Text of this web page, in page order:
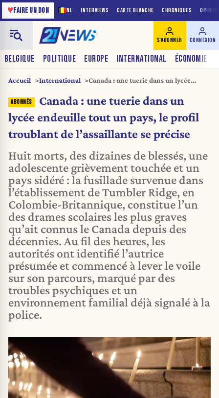
NL INTERVIEWS CARTE BLANCHE CHRONIQUES
♥FAIRE UN DON
BELGIQUE POLITIQUE EUROPE INTERNATIONAL ÉCONOMIE
S'ABONNER CONNEXION
Accueil International
Canada : une tuerie dans un lycée
troublant de l’assaillante se précise
Canada : une tuerie dans un
lycée endeuille tout un pays, le profil
troublant de l’assaillante se précise
Huit morts, des dizaines de blessés, une
adolescente grièvement touchée et un
pays sidéré : la fusillade survenue dans
l’établissement de Tumbler Ridge, en
Colombie-Britannique, constitue l’un
des drames scolaires les plus graves
qu’ait connus le Canada depuis des
décennies. Au fil des heures, les
autorités ont identifié l’autrice
présumée et commencé à lever le voile
sur son parcours, marqué par des
troubles psychiques et un
environnement familial déjà signalé à la
police.